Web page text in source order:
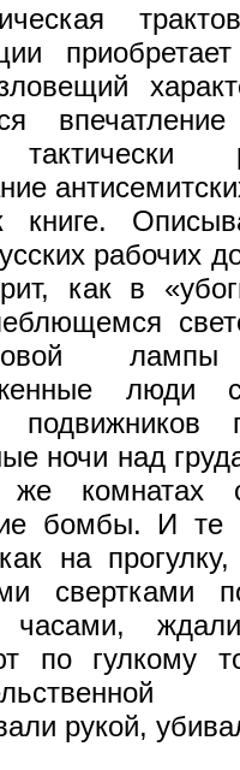
книге.
рабочих
как в
люди
подвижников
ночи над
комнатах
бомбы. И
на
свертками
часами,
по гулкому
рукой,